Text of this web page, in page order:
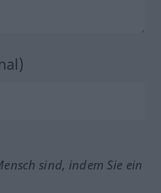
sind, indem Sie ein